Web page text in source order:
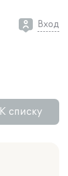
Вход
К списку